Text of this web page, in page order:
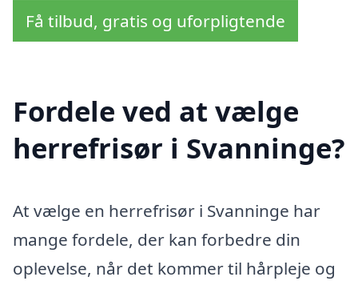
Få tilbud, gratis og uforpligtende
Fordele ved at vælge
herrefrisør i Svanninge?
At vælge en herrefrisør i Svanninge har
mange fordele, der kan forbedre din
oplevelse, når det kommer til hårpleje og